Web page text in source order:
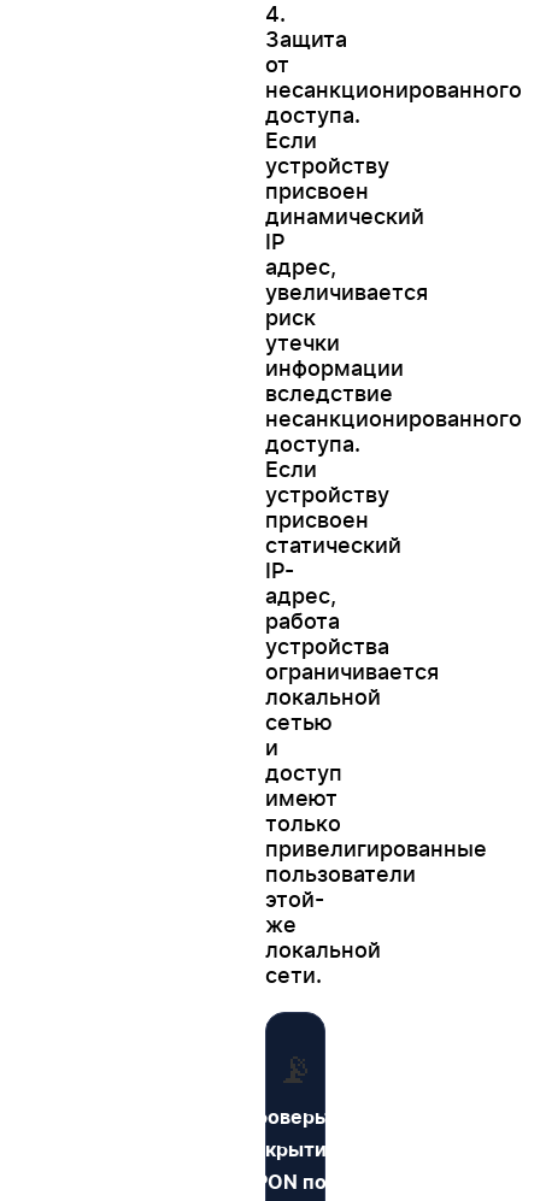
4.
Защита
от
несанкционированного
доступа.
Если
устройству
присвоен
динамический
IP
адрес,
увеличивается
риск
утечки
информации
вследствие
несанкционированного
доступа.
Если
устройству
присвоен
статический
IP-
адрес,
работа
устройства
ограничивается
локальной
сетью
и
доступ
имеют
только
привелигированные
пользователи
этой-
же
локальной
сети.
📡
Проверьте
покрытие
GPON по